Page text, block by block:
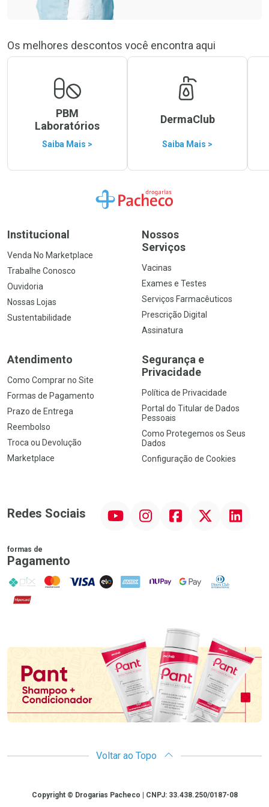
Os melhores descontos você encontra aqui
PBM
Laboratórios
Saiba Mais >
DermaClub
Saiba Mais >
Ir para a Home
Institucional
Venda No Marketplace
Trabalhe Conosco
Ouvidoria
Nossas Lojas
Sustentabilidade
Nossos
Serviços
Vacinas
Exames e Testes
Serviços Farmacêuticos
Prescrição Digital
Assinatura
Atendimento
Como Comprar no Site
Formas de Pagamento
Prazo de Entrega
Reembolso
Troca ou Devolução
Marketplace
Segurança e
Privacidade
Política de Privacidade
Portal do Titular de Dados
Pessoais
Como Protegemos os Seus
Dados
Configuração de Cookies
Redes Sociais InstagramFacebookTwitter Linkedin
formas de
Pagamento
PIX MasterCard
VISA ELO AMEX NuPay Google PayDiners Club
Hipercard
Voltar ao Topo
CopyrightCopyright © Drogarias Pacheco | CNPJ: 33.438.250/0187-08